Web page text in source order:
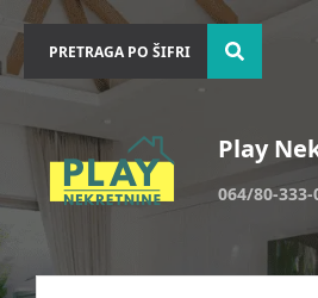
Play
064/80-333-